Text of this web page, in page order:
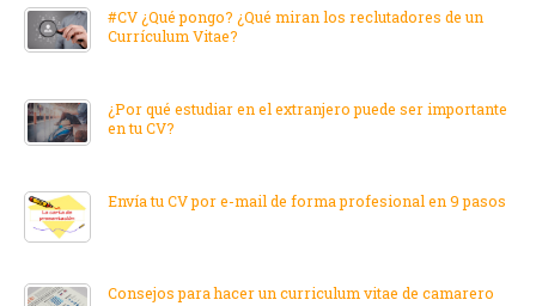
#CV ¿Qué pongo? ¿Qué miran los reclutadores de un
Currículum Vitae?
¿Por qué estudiar en el extranjero puede ser importante
en tu CV?
Envía tu CV por e-mail de forma profesional en 9 pasos
Consejos para hacer un curriculum vitae de camarero